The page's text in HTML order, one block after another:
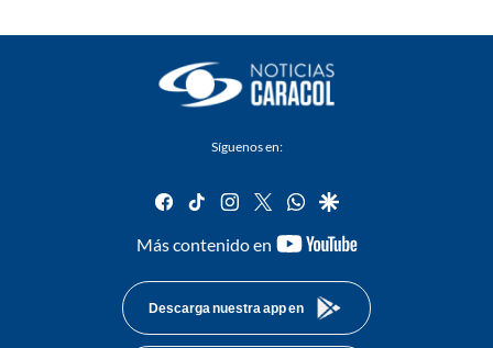
Síguenos en:
facebook
tiktok instagram
twitterwhatsapp
google
Más contenido en
youtube-
Descarga nuestra app en